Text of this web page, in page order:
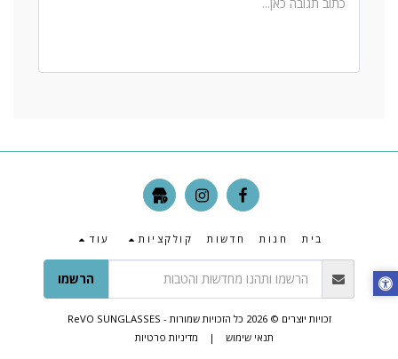
בית חנות חדשות קולקציות עוד
הרשמו
זכויות יוצרים © 2026 כל הזכויות שמורות -
ReVO SUNGLASSES
תנאי שימוש | מדיניות פרטיות